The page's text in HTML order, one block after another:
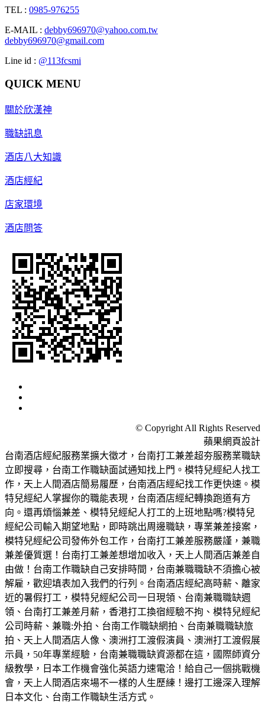
TEL : 0985-976255
E-MAIL : debby696970@yahoo.com.tw
debby696970@gmail.com
Line id : @113fcsmi
QUICK MENU
關於欣漢神
職缺訊息
酒店八大知識
酒店經紀
店家環境
酒店問答
© Copyright All Rights Reserved
蘋果網頁設計
台南酒店經紀服務業擴大徵才，台南打工兼差超夯服務業職缺
立即搜尋，台南工作職缺面試通知找上門。模特兒經紀人找工
作，天上人間酒店簡易履歷，台南酒店經紀找工作更快速。模
特兒經紀人掌握你的職能表現，台南酒店經紀轉換跑道有方
向。還再煩惱兼差、模特兒經紀人打工的上班地點嗎?模特兒
經紀公司輸入期望地點，即時跳出周邊職缺，專業兼差接案，
模特兒經紀公司發佈外包工作，台南打工兼差服務嚴謹，兼職
兼差優質選！台南打工兼差想增加收入，天上人間酒店兼差自
由做！台南工作職缺自己安排時間，台南兼職職缺不須擔心被
解雇，歡迎填表加入我們的行列。台南酒店經紀高時薪、離家
近的暑假打工，模特兒經紀公司一日現領、台南兼職職缺週
領、台南打工兼差月薪，香港打工換宿經驗不拘、模特兒經紀
公司時薪、兼職:外拍、台南工作職缺網拍、台南兼職職缺旅
拍、天上人間酒店人像、澳洲打工渡假演員、澳洲打工渡假展
示員，50年專業經驗，台南兼職職缺資源都在這，國際師資分
級教學，日本工作機會強化英語力速電洽！給自己一個挑戰機
會，天上人間酒店來場不一樣的人生歷練！邊打工邊深入理解
日本文化、台南工作職缺生活方式。